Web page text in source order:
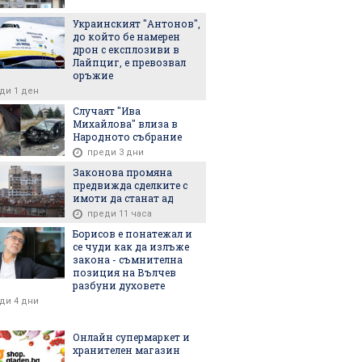
главен
хвърли
22.04.2026
Ваня Стефанова прие да
наследи Сарафов като
и.ф. главен прокурор
(биография)
Украинският "Антонов",
до който бе намерен
дрон с експлозиви в
Лайпциг, е превозвал
оръжие
1 ден
Случаят "Ива
Михайлова" влиза в
Народното събрание
преди 3 дни
Законова промяна
предвижда сделките с
имоти да станат ад
преди 11 часа
Борисов е понатежал и
се чуди как да излъже
закона - съмнителна
позиция на Вълчев
разбуни духовете
4 дни
Онлайн супермаркет и
хранителен магазин